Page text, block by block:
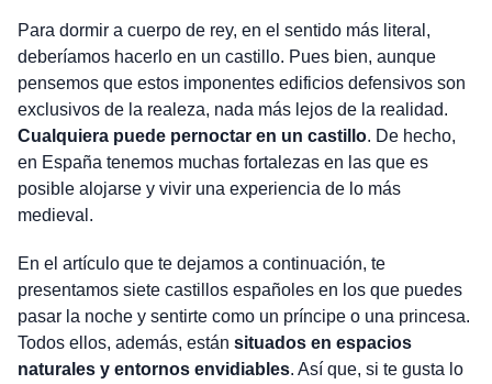
Para dormir a cuerpo de rey, en el sentido más literal,
deberíamos hacerlo en un castillo. Pues bien, aunque
pensemos que estos imponentes edificios defensivos son
exclusivos de la realeza, nada más lejos de la realidad.
Cualquiera puede pernoctar en un castillo. De hecho,
en España tenemos muchas fortalezas en las que es
posible alojarse y vivir una experiencia de lo más
medieval.
En el artículo que te dejamos a continuación, te
presentamos siete castillos españoles en los que puedes
pasar la noche y sentirte como un príncipe o una princesa.
Todos ellos, además, están situados en espacios
naturales y entornos envidiables. Así que, si te gusta lo